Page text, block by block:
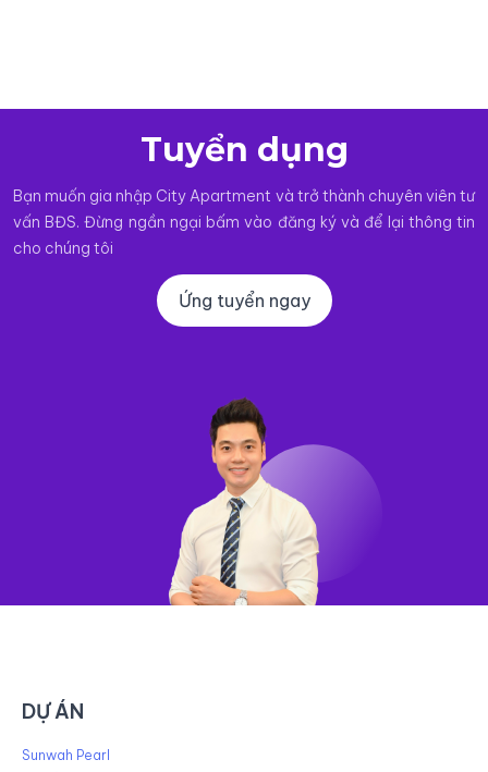
Tuyển dụng
Bạn muốn gia nhập City Apartment và trở thành chuyên viên tư
vấn BĐS. Đừng ngần ngại bấm vào đăng ký và để lại thông tin
cho chúng tôi
Ứng tuyển ngay
DỰ ÁN
Sunwah Pearl